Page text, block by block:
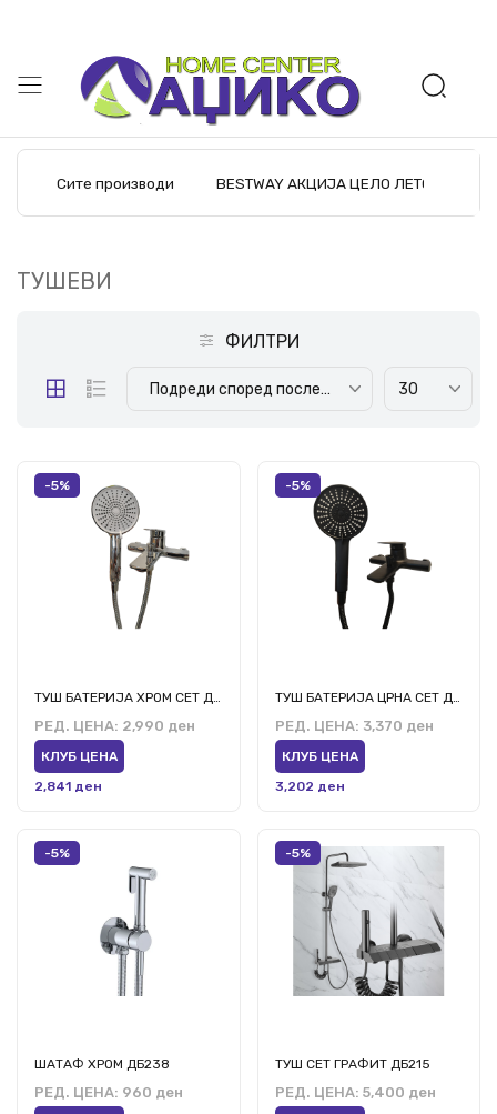
Сите производи BESTWAY АКЦИЈА ЦЕЛО ЛЕТО
ТУШЕВИ
ФИЛТРИ
Подреди според последните производи 30
-5%
РЕД. ЦЕНА: 2,990 ден
КЛУБ ЦЕНА
2,841 ден
-5%
РЕД. ЦЕНА: 3,370 ден
КЛУБ ЦЕНА
3,202 ден
-5%
ШАТАФ ХРОМ ДБ238
РЕД. ЦЕНА: 960 ден
-5%
ТУШ СЕТ ГРАФИТ ДБ215
РЕД. ЦЕНА: 5,400 ден